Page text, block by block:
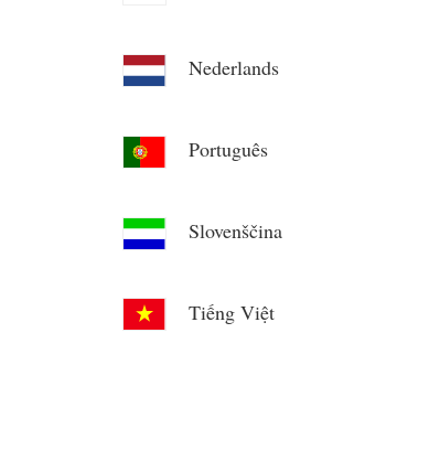
Nederlands
Português
Slovenščina
Tiếng Việt